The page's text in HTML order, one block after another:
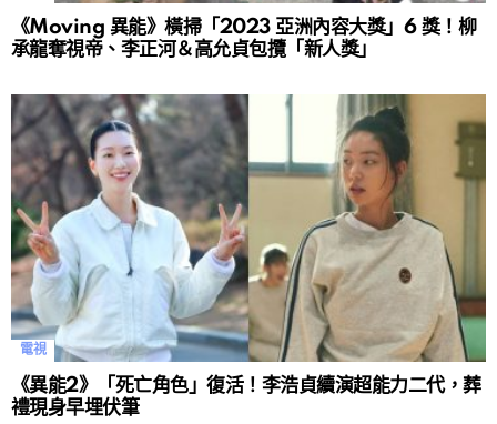
《Moving 異能》橫掃「2023 亞洲內容大獎」6 獎！柳
承龍奪視帝、李正河＆高允貞包攬「新人獎」
電視
《異能2》「死亡角色」復活！李浩貞續演超能力二代，葬
禮現身早埋伏筆